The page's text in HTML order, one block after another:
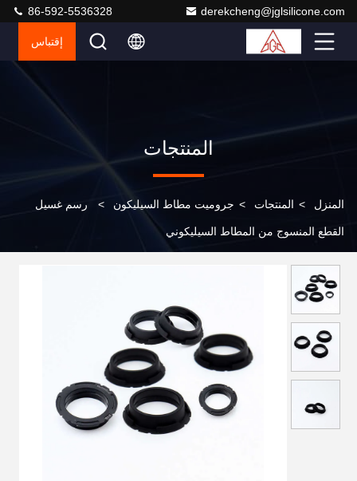
derekcheng@jglsilicone.com
86-592-5536328
إقتباس
المنتجات
المنزل > المنتجات > جروميت مطاط السيليكون > رسم غسيل
القطع المنسوج من المطاط السيليكوني